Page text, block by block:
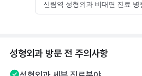
신림역 성형외과 비대면 진료 병
성형외과 방문 전 주의사항